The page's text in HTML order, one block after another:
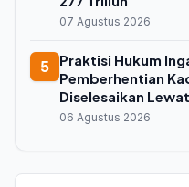
07 Agustus 2026
5
Praktisi Hukum
Pemberhentian
Diselesaikan
06 Agustus 2026